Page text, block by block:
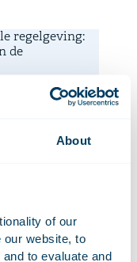
About
of our
website, to
to evaluate and
regelgeving:
de
Brazilië
handhaving